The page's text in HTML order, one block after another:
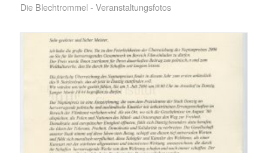
Die Blechtrommel - Veranstaltungsfotos